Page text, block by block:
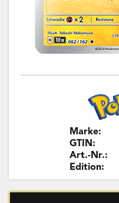
Marke:
GTIN:
Art.-Nr.:
Edition: